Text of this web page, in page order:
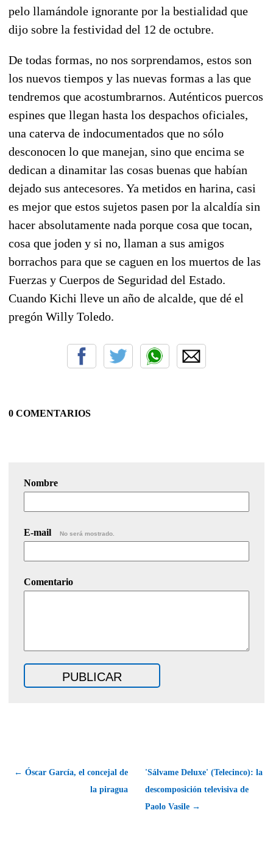
pelo llamándole ignorante por la bestialidad que
dijo sobre la festividad del 12 de octubre.
De todas formas, no nos sorprendamos, estos son
los nuevos tiempos y las nuevas formas a las que
tendremos que acostumbrarnos. Auténticos puercos
espines que llegan hasta los despachos oficiales,
una caterva de indocumentados que no sólo
desconocen lo que manejan, sino que encima se
dedican a dinamitar las cosas buenas que habían
dejado sus antecesores. Ya metidos en harina, casi
es mejor que estos sujetos pasen por la alcaldía sin
hacer absolutamente nada porque cosa que tocan,
cosa que joden y si no, llaman a sus amigos
borrachos para que se caguen en los muertos de las
Fuerzas y Cuerpos de Seguridad del Estado.
Cuando Kichi lleve un año de alcalde, que dé el
pregón Willy Toledo.
0 COMENTARIOS
Nombre
E-mail No será mostrado.
Comentario
← Óscar García, el concejal de
la piragua
'Sálvame Deluxe' (Telecinco): la
descomposición televisiva de
Paolo Vasile →